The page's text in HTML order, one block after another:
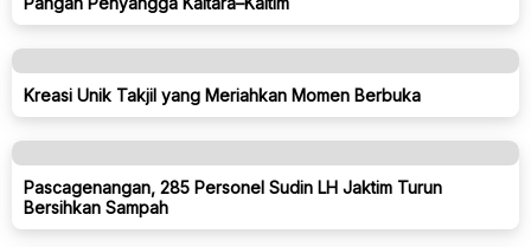
Kreasi Unik Takjil yang Meriahkan Momen Berbuka
Pascagenangan, 285 Personel Sudin LH Jaktim Turun
Bersihkan Sampah